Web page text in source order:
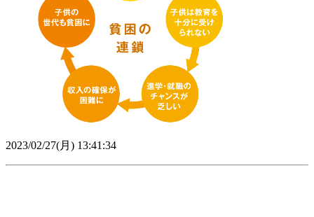
2023/02/27(月) 13:41:34